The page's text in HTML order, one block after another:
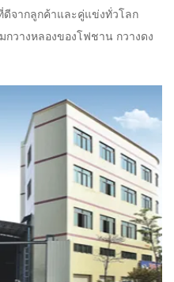
จากลูกค้าและคู่แข่งทั่วโลก
กวางหลองของโฟชาน กวางดง